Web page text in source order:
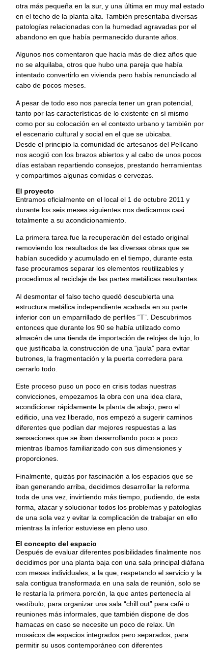
otra más pequeña en la sur, y una última en muy mal estado
en el techo de la planta alta. También presentaba diversas
patologías relacionadas con la humedad agravadas por el
abandono en que había permanecido durante años.
Algunos nos comentaron que hacía más de diez años que
no se alquilaba, otros que hubo una pareja que había
intentado convertirlo en vivienda pero había renunciado al
cabo de pocos meses.
A pesar de todo eso nos parecía tener un gran potencial,
tanto por las características de lo existente en sí mismo
como por su colocación en el contexto urbano y también por
el escenario cultural y social en el que se ubicaba.
Desde el principio la comunidad de artesanos del Pelícano
nos acogió con los brazos abiertos y al cabo de unos pocos
días estaban repartiendo consejos, prestando herramientas
y compartimos algunas comidas o cervezas.
El proyecto
Entramos oficialmente en el local el 1 de octubre 2011 y
durante los seis meses siguientes nos dedicamos casi
totalmente a su acondicionamiento.
La primera tarea fue la recuperación del estado original
removiendo los resultados de las diversas obras que se
habían sucedido y acumulado en el tiempo, durante esta
fase procuramos separar los elementos reutilizables y
procedimos al reciclaje de las partes metálicas resultantes.
Al desmontar el falso techo quedó descubierta una
estructura metálica independiente acabada en su parte
inferior con un emparrillado de perfiles “T”. Descubrimos
entonces que durante los 90 se había utilizado como
almacén de una tienda de importación de relojes de lujo, lo
que justificaba la construcción de una “jaula” para evitar
butrones, la fragmentación y la puerta corredera para
cerrarlo todo.
Este proceso puso un poco en crisis todas nuestras
convicciones, empezamos la obra con una idea clara,
acondicionar rápidamente la planta de abajo, pero el
edificio, una vez liberado, nos empezó a sugerir caminos
diferentes que podían dar mejores respuestas a las
sensaciones que se iban desarrollando poco a poco
mientras íbamos familiarizado con sus dimensiones y
proporciones.
Finalmente, quizás por fascinación a los espacios que se
iban generando arriba, decidimos desarrollar la reforma
toda de una vez, invirtiendo más tiempo, pudiendo, de esta
forma, atacar y solucionar todos los problemas y patologías
de una sola vez y evitar la complicación de trabajar en ello
mientras la inferior estuviese en pleno uso.
El concepto del espacio
Después de evaluar diferentes posibilidades finalmente nos
decidimos por una planta baja con una sala principal diáfana
con mesas individuales, a la que, respetando el servicio y la
sala contigua transformada en una sala de reunión, solo se
le restaría la primera porción, la que antes pertenecía al
vestíbulo, para organizar una sala “chill out” para café o
reuniones más informales, que también dispone de dos
hamacas en caso se necesite un poco de relax. Un
mosaicos de espacios integrados pero separados, para
permitir su usos contemporáneo con diferentes